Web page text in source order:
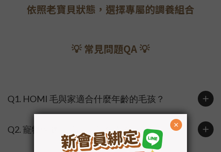
依照老寶貝狀態，選擇專屬的調養組合
💡 常見問題QA 💡
Q1. HOMI 毛與家適合什麼年齡的毛孩？
Q2. 寵物保健品可以長期吃嗎？